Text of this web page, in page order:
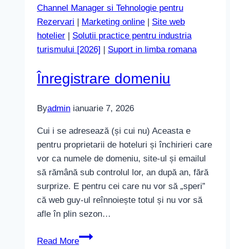
și
email
Channel Manager si Tehnologie pentru
Rezervari | Marketing online | Site web
hotelier | Solutii practice pentru industria
turismului [2026] | Suport in limba romana
Înregistrare domeniu
Byadmin ianuarie 7, 2026
Cui i se adresează (și cui nu) Aceasta e
pentru proprietarii de hoteluri și închirieri care
vor ca numele de domeniu, site-ul și emailul
să rămână sub controlul lor, an după an, fără
surprize. E pentru cei care nu vor să „speri”
că web guy-ul reînnoiește totul și nu vor să
afle în plin sezon…
Read More
Înregistrare